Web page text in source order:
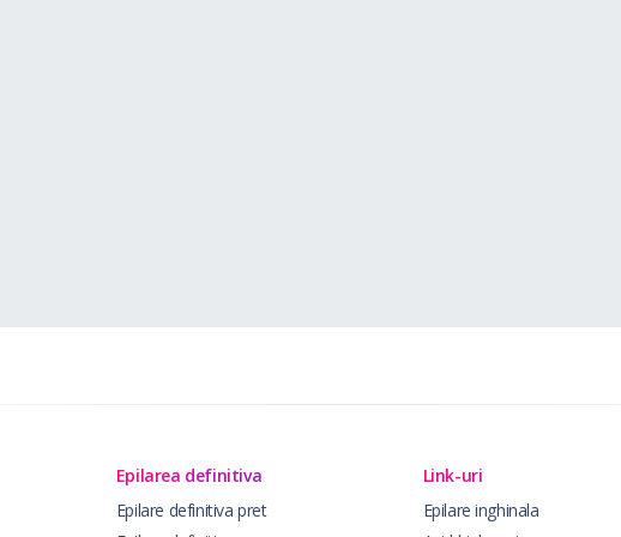
Epilarea definitiva
Epilare definitiva pret
Link-uri
Epilare inghinala